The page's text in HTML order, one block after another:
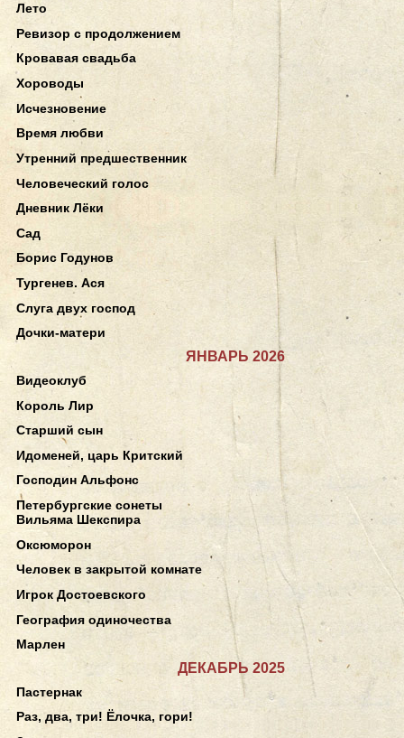
Лето
Ревизор с продолжением
Кровавая свадьба
Хороводы
Исчезновение
Время любви
Утренний предшественник
Человеческий голос
Дневник Лёки
Сад
Борис Годунов
Тургенев. Ася
Слуга двух господ
Дочки-матери
ЯНВАРЬ 2026
Видеоклуб
Король Лир
Старший сын
Идоменей, царь Критский
Господин Альфонс
Петербургские сонеты
Вильяма Шекспира
Оксюморон
Человек в закрытой комнате
Игрок Достоевского
География одиночества
Марлен
ДЕКАБРЬ 2025
Пастернак
Раз, два, три! Ёлочка, гори!